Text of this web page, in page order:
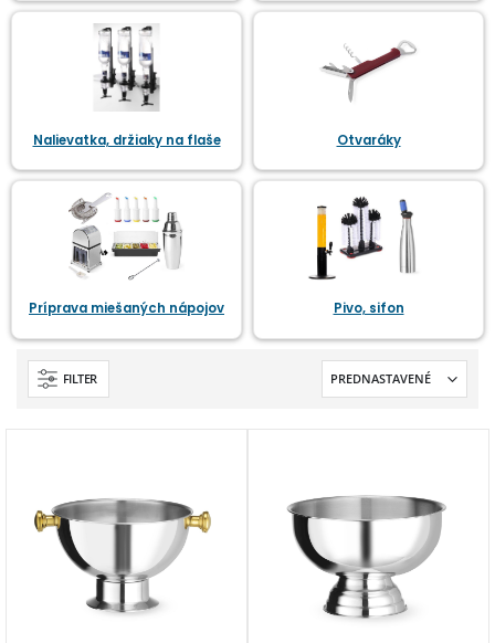
Nalievatka, držiaky na flaše Otvaráky
Príprava miešaných nápojov Pivo, sifon
FILTER